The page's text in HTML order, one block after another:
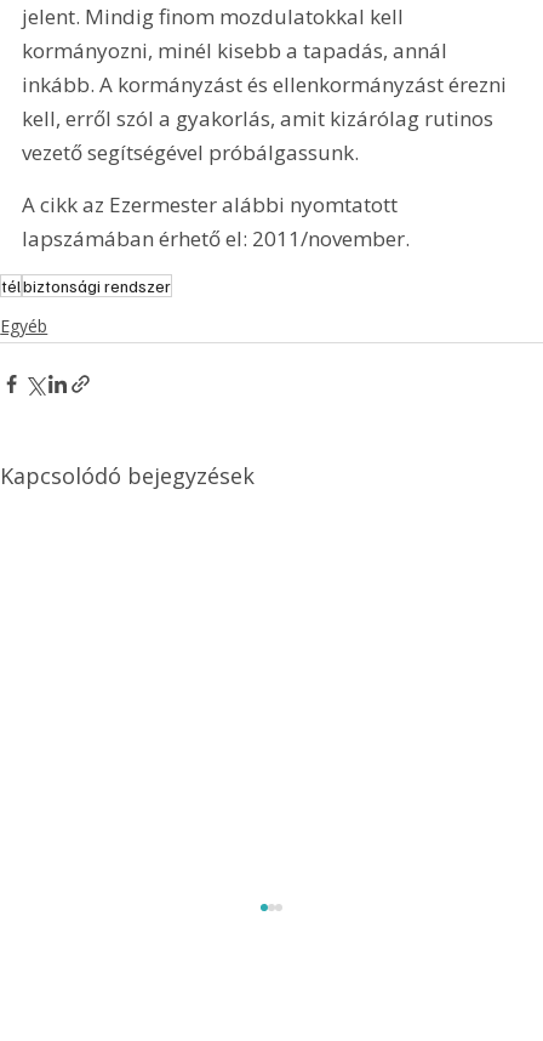
jelent. Mindig finom mozdulatokkal kell
kormányozni, minél kisebb a tapadás, annál
inkább. A kormányzást és ellenkormányzást érezni
kell, erről szól a gyakorlás, amit kizárólag rutinos
vezető segítségével próbálgassunk.
A cikk az Ezermester alábbi nyomtatott
lapszámában érhető el: 2011/november.
télbiztonsági rendszer
Egyéb
Kapcsolódó bejegyzések